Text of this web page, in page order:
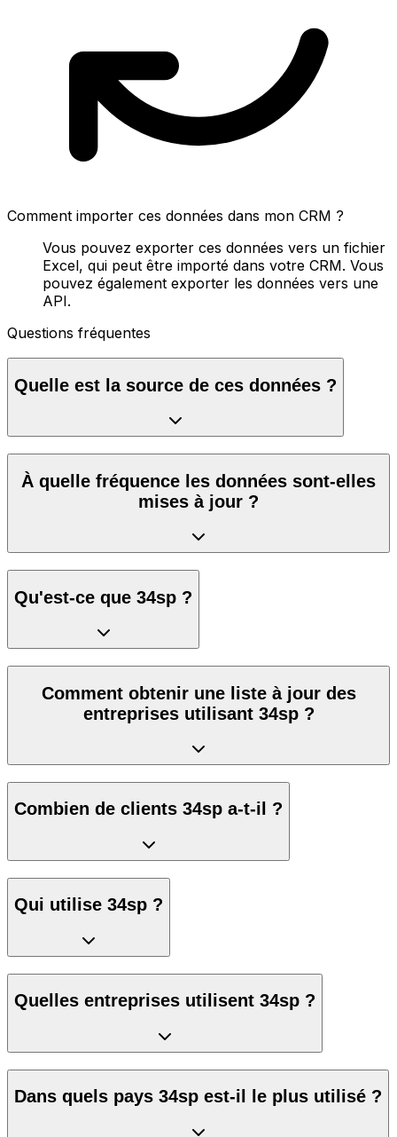
Comment importer ces données dans mon CRM ?
Vous pouvez exporter ces données vers un fichier
Excel, qui peut être importé dans votre CRM. Vous
pouvez également exporter les données vers une
API.
Questions fréquentes
Quelle est la source de ces données ?
À quelle fréquence les données sont-elles
mises à jour ?
Qu'est-ce que 34sp ?
Comment obtenir une liste à jour des
entreprises utilisant 34sp ?
Combien de clients 34sp a-t-il ?
Qui utilise 34sp ?
Quelles entreprises utilisent 34sp ?
Dans quels pays 34sp est-il le plus utilisé ?